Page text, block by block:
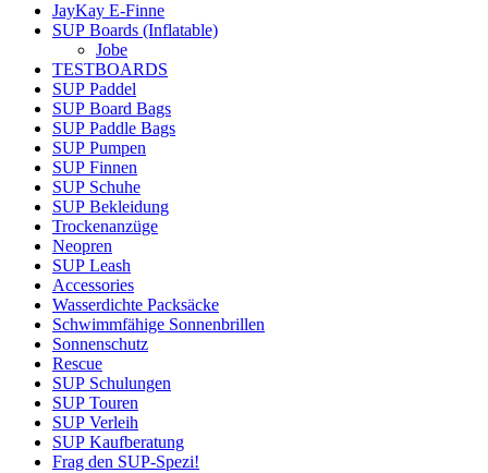
JayKay E-Finne
SUP Boards (Inflatable)
Jobe
TESTBOARDS
SUP Paddel
SUP Board Bags
SUP Paddle Bags
SUP Pumpen
SUP Finnen
SUP Schuhe
SUP Bekleidung
Trockenanzüge
Neopren
SUP Leash
Accessories
Wasserdichte Packsäcke
Schwimmfähige Sonnenbrillen
Sonnenschutz
Rescue
SUP Schulungen
SUP Touren
SUP Verleih
SUP Kaufberatung
Frag den SUP-Spezi!